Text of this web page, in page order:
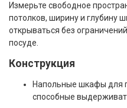
Измерьте свободное
потолков, ширину и глубину
открываться без
посуде.
Конструкция
Напольные шкафы для
способные